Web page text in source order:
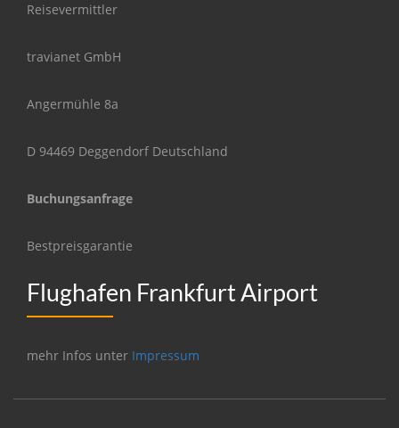
Reisevermittler
travianet GmbH
Angermühle 8a
D 94469 Deggendorf Deutschland
Buchungsanfrage
Bestpreisgarantie
Flughafen Frankfurt Airport
mehr Infos unter Impressum